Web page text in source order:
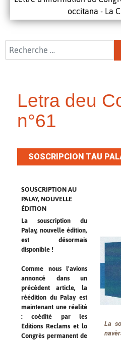
occitana - La
Rechercher
Letra deu
n°61
SOSCRIPCION TAU
SOUSCRIPTION AU
PALAY, NOUVELLE
ÉDITION
La souscription du
Palay, nouvelle édition,
est désormais
disponible !
Comme nous l'avions
annoncé dans un
précédent article, la
réédition du Palay est
maintenant une réalité
: coédité par les
Éditions Reclams et lo
Congrès permanent de
La